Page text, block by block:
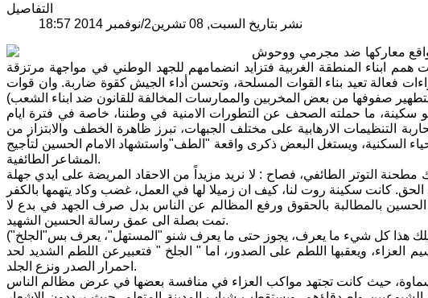
التفاصيل
نشر بتاريخ السبت, 08 تشرين2/نوفمبر 2014 18:57
مواقع معاركها ضد مجرمي ووحوش
ابناء المنطقة الغربية فتزايد انضمامهم للجهد الوطني في مواجهة مرتزقة
فعالة تعيد بناء القوات المسلحة، وتحسن أداء الجيش كقوة ضاربة. وان قوات
ما حملته الصحف عن التطورات الامنية في وطننا، خاصة في فترة ايام
التنظيمات الارهابية على مختلف الجبهات، تبرز ظاهرة الخطف والابتزاز من
السكنية، ويستغل البعض ذكرى واقعة "الطف"واستشهاد الامام الحسين لتأجيج
المشاعر الطائفية.
التوتر الطائفي، فصاح : لا نريد مزيداً من الاحقاد المريضة على ايدي جهلة
كانت سكينة روت لنا، كيف ان زميلا لها في العمل، غضب وكاد يتهمها بالكفر
الحسين بالمطالبة بالحقوق ورفع المظالم عن الناس بدل صرف الجهد في بدع لا
تمت بصلة الى عمق رسالة الحسين الشهيد.
العزاء، ويعقبها اللطم على الصدور، اما " الجلخ " فتعبيرعن اللطم الشديد لحد
احمرار الصدر ونزع الجلد.
السماوة، حيث كانت تجتهد مواكب العزاء في منافسة بعضها في عرض مظالم الناس